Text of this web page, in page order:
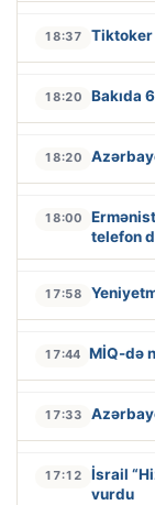
18:37 Tiktoker
18:20 Bakıda
18:20
18:00
telefon
17:58
17:44 MİQ-də
17:33
17:12
İsrail
vurdu